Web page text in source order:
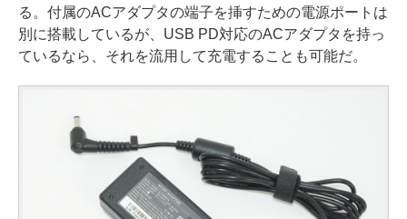
る。付属のACアダプタの端子を挿すための電源ポートは
別に搭載しているが、USB PD対応のACアダプタを持っ
ているなら、それを流用して充電することも可能だ。